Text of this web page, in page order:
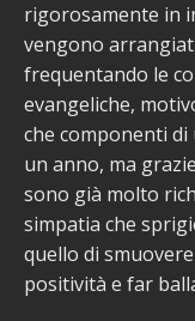
rigorosamente in
vengono
frequentando le
evangeliche,
che componenti di
un anno, ma
sono già molto
simpatia che
quello di
positività e far